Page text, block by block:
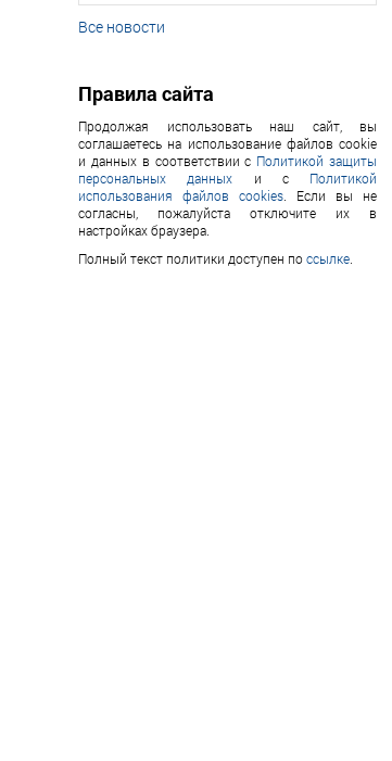
Все новости
Правила сайта
Продолжая использовать наш сайт, вы
соглашаетесь на использование файлов cookie
и данных в соответствии с Политикой защиты
персональных данных и с Политикой
использования файлов cookies . Если вы не
согласны, пожалуйста отключите их в
настройках браузера.
Полный текст политики доступен поссылке